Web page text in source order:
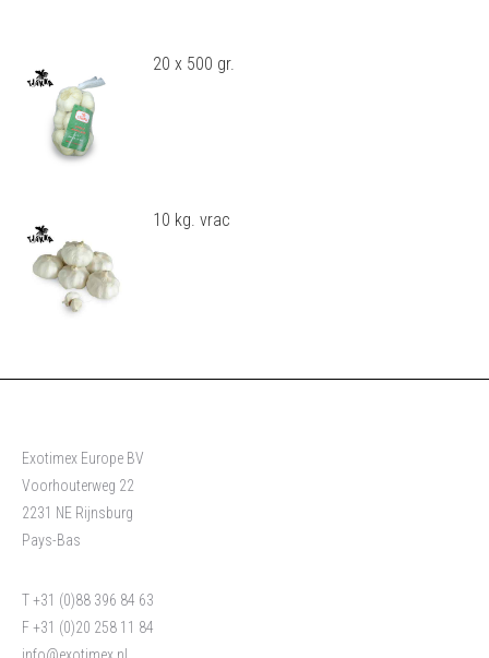
20 x 500 gr.
10 kg. vrac
Exotimex Europe BV
Voorhouterweg 22
2231 NE Rijnsburg
Pays-Bas
T +31 (0)88 396 84 63
F +31 (0)20 258 11 84
info@exotimex.nl